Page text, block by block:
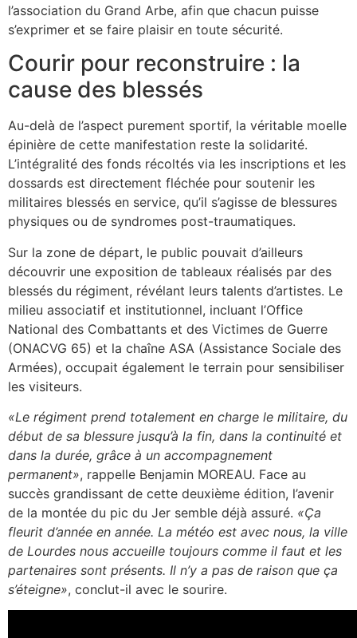
l’association du Grand Arbe, afin que chacun puisse
s’exprimer et se faire plaisir en toute sécurité.
Courir pour reconstruire : la
cause des blessés
Au-delà de l’aspect purement sportif, la véritable moelle
épinière de cette manifestation reste la solidarité.
L’intégralité des fonds récoltés via les inscriptions et les
dossards est directement fléchée pour soutenir les
militaires blessés en service, qu’il s’agisse de blessures
physiques ou de syndromes post-traumatiques.
Sur la zone de départ, le public pouvait d’ailleurs
découvrir une exposition de tableaux réalisés par des
blessés du régiment, révélant leurs talents d’artistes. Le
milieu associatif et institutionnel, incluant l’Office
National des Combattants et des Victimes de Guerre
(ONACVG 65) et la chaîne ASA (Assistance Sociale des
Armées), occupait également le terrain pour sensibiliser
les visiteurs.
«Le régiment prend totalement en charge le militaire, du
début de sa blessure jusqu’à la fin, dans la continuité et
dans la durée, grâce à un accompagnement
permanent», rappelle Benjamin MOREAU. Face au
succès grandissant de cette deuxième édition, l’avenir
de la montée du pic du Jer semble déjà assuré. «Ça
fleurit d’année en année. La météo est avec nous, la ville
de Lourdes nous accueille toujours comme il faut et les
partenaires sont présents. Il n’y a pas de raison que ça
s’éteigne», conclut-il avec le sourire.